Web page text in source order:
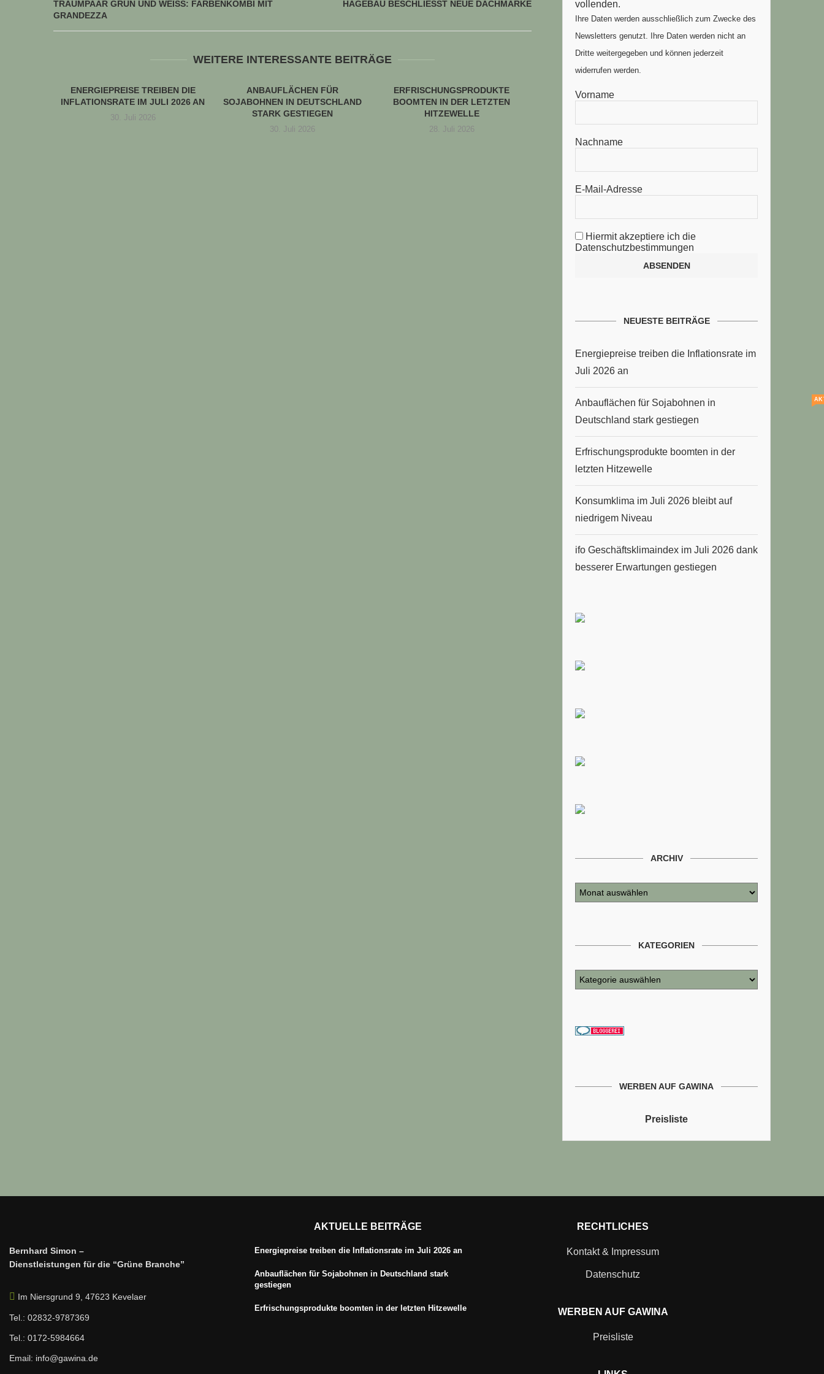
TRAUMPAAR GRÜN UND WEISS: FARBENKOMBI MIT
GRANDEZZA
HAGEBAU BESCHLIESST NEUE DACHMARKE
WEITERE INTERESSANTE BEITRÄGE
ENERGIEPREISE TREIBEN DIE
INFLATIONSRATE IM JULI 2026 AN
30. Juli 2026
ANBAUFLÄCHEN FÜR
SOJABOHNEN IN DEUTSCHLAND
STARK GESTIEGEN
30. Juli 2026
ERFRISCHUNGSPRODUKTE
BOOMTEN IN DER LETZTEN
HITZEWELLE
28. Juli 2026
vollenden.
Ihre Daten werden ausschließlich zum Zwecke des
Newsletters genutzt. Ihre Daten werden nicht an
Dritte weitergegeben und können jederzeit
widerrufen werden.
Vorname
Nachname
E-Mail-Adresse
Hiermit akzeptiere ich die
Datenschutzbestimmungen
NEUESTE BEITRÄGE
Energiepreise treiben die Inflationsrate im
Juli 2026 an
Anbauflächen für Sojabohnen in
Deutschland stark gestiegen
Erfrischungsprodukte boomten in der
letzten Hitzewelle
Konsumklima im Juli 2026 bleibt auf
niedrigem Niveau
ifo Geschäftsklimaindex im Juli 2026 dank
besserer Erwartungen gestiegen
ARCHIV
KATEGORIEN
WERBEN AUF GAWINA
Preisliste
Bernhard Simon –
Dienstleistungen für die “Grüne Branche”
Im Niersgrund 9, 47623 Kevelaer
Tel.: 02832-9787369
Tel.: 0172-5984664
Email: info@gawina.de
AKTUELLE BEITRÄGE
Energiepreise treiben die Inflationsrate im Juli 2026 an
Anbauflächen für Sojabohnen in Deutschland stark
gestiegen
Erfrischungsprodukte boomten in der letzten Hitzewelle
RECHTLICHES
Kontakt & Impressum
Datenschutz
WERBEN AUF GAWINA
Preisliste